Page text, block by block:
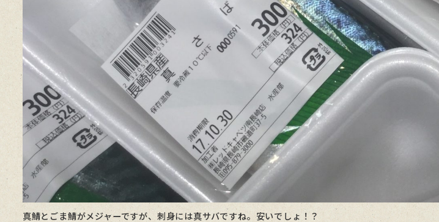
真鯖とごま鯖がメジャーですが、刺身には真サバですね。安いでしょ！？